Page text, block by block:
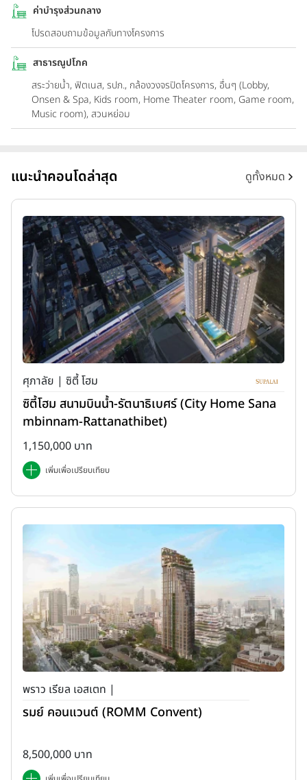
ค่าบำรุงส่วนกลาง
โปรดสอบถามข้อมูลกับทางโครงการ
สาธารณูปโภค
สระว่ายน้ำ, ฟิตเนส, รปภ., กล้องวงจรปิดโครงการ, อื่นๆ (Lobby,
Onsen & Spa, Kids room, Home Theater room, Game room,
Music room), สวนหย่อม
แนะนำคอนโดล่าสุด ดูทั้งหมด
ศุภาลัย | ซิตี้ โฮม
ซิตี้โฮม สนามบินน้ำ-รัตนาธิเบศร์ (City Home Sana
mbinnam-Rattanathibet)
1,150,000 บาท
เพิ่มเพื่อเปรียบเทียบ
พราว เรียล เอสเตท |
รมย์ คอนแวนต์ (ROMM Convent)
8,500,000 บาท